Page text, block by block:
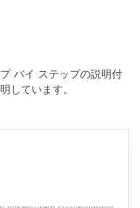
バイ ステップの説明付
しています。